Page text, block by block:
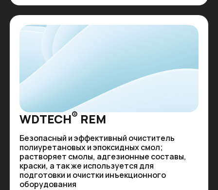
WDTECH® REM
Безопасный и эффективный очиститель
полиуретановых и эпоксидных смол;
растворяет смолы, адгезионные составы,
краски, а так же используется для
подготовки и очистки инъекционного
оборудования